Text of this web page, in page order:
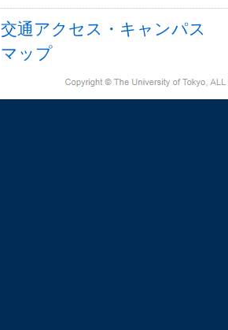
交通アクセス・キャンパス
マップ